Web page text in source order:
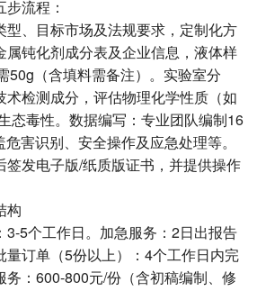
流程：
型、目标市场及法规要求，定制化方
属钝化剂成分表及企业信息，液体样
50g（含填料需备注）。‌实验室分
术检测成分，评估物理化学性质（如
态毒性。‌数据编写‌：专业团队编制16
害识别、安全操作及应急处理等。‌
签发电子版/纸质版证书，并提供操作
构
3-5个工作日。加急服务：2日出报告
量订单（5份以上）：4个工作日内完
务：600-800元/份（含初稿编制、修